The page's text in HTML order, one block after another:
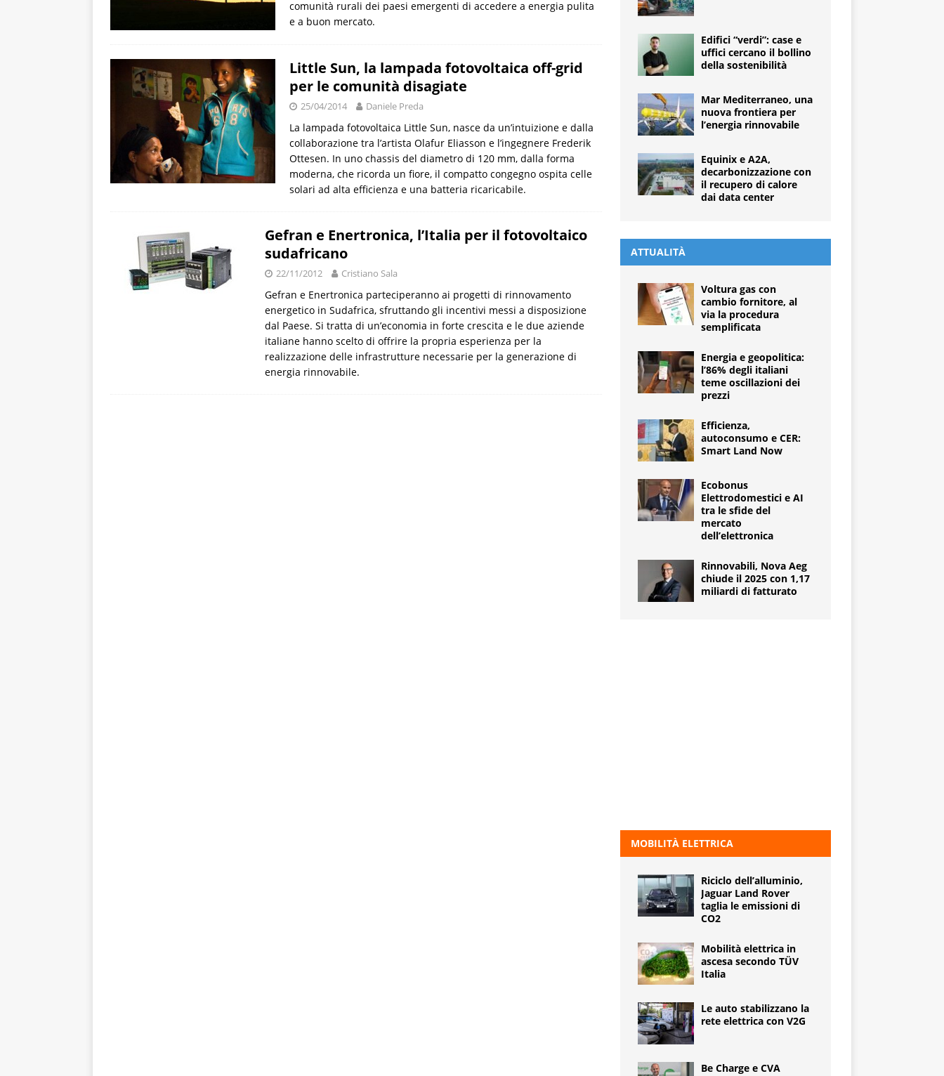
comunità rurali dei paesi emergenti di accedere a energia pulita
e a buon mercato.
Little Sun, la lampada fotovoltaica off-grid
per le comunità disagiate
25/04/2014 Daniele Preda
La lampada fotovoltaica Little Sun, nasce da un’intuizione e dalla
collaborazione tra l’artista Olafur Eliasson e l’ingegnere Frederik
Ottesen. In uno chassis del diametro di 120 mm, dalla forma
moderna, che ricorda un fiore, il compatto congegno ospita celle
solari ad alta efficienza e una batteria ricaricabile.
Gefran e Enertronica, l’Italia per il fotovoltaico
sudafricano
22/11/2012 Cristiano Sala
Gefran e Enertronica parteciperanno ai progetti di rinnovamento
energetico in Sudafrica, sfruttando gli incentivi messi a disposizione
dal Paese. Si tratta di un’economia in forte crescita e le due aziende
italiane hanno scelto di offrire la propria esperienza per la
realizzazione delle infrastrutture necessarie per la generazione di
energia rinnovabile.
Edifici “verdi”: case e
uffici cercano il bollino
della sostenibilità
Mar Mediterraneo, una
nuova frontiera per
l’energia rinnovabile
Equinix e A2A,
decarbonizzazione con
il recupero di calore
dai data center
ATTUALITÀ
Voltura gas con
cambio fornitore, al
via la procedura
semplificata
Energia e geopolitica:
l’86% degli italiani
teme oscillazioni dei
prezzi
Efficienza,
autoconsumo e CER:
Smart Land Now
Ecobonus
Elettrodomestici e AI
tra le sfide del
mercato
dell’elettronica
Rinnovabili, Nova Aeg
chiude il 2025 con 1,17
miliardi di fatturato
MOBILITÀ ELETTRICA
Riciclo dell’alluminio,
Jaguar Land Rover
taglia le emissioni di
CO2
Mobilità elettrica in
ascesa secondo TÜV
Italia
Le auto stabilizzano la
rete elettrica con V2G
Be Charge e CVA